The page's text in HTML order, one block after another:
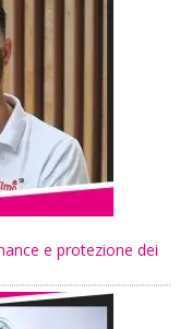
e protezione dei